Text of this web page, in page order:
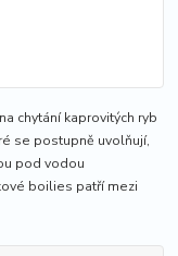
chytání kaprovitých ryb
se postupně uvolňují,
pod vodou
boilies patří mezi